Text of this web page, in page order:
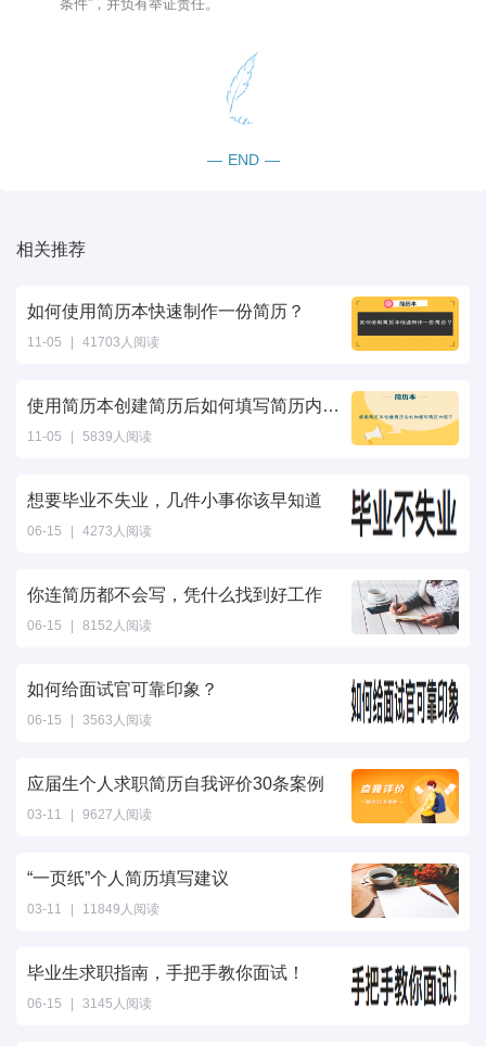
条件”，并负有举证责任。
— END —
相关推荐
如何使用简历本快速制作一份简历？
11-05 | 41703人阅读
使用简历本创建简历后如何填写简历内容？
11-05 | 5839人阅读
想要毕业不失业，几件小事你该早知道
06-15 | 4273人阅读
你连简历都不会写，凭什么找到好工作
06-15 | 8152人阅读
如何给面试官可靠印象？
06-15 | 3563人阅读
应届生个人求职简历自我评价30条案例
03-11 | 9627人阅读
“一页纸”个人简历填写建议
03-11 | 11849人阅读
毕业生求职指南，手把手教你面试！
06-15 | 3145人阅读